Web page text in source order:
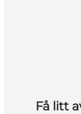
Få litt